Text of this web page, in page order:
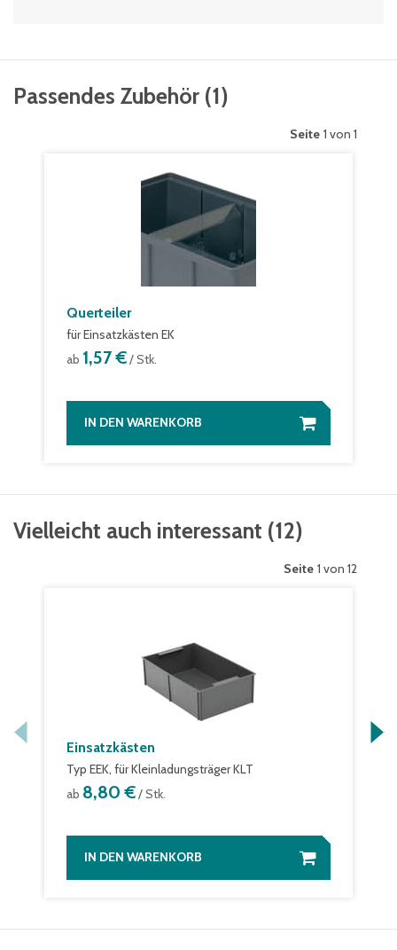
Passendes Zubehör (1)
Seite 1 von 1
Querteiler
für Einsatzkästen EK
ab 1,57 €/ Stk.
IN DEN WARENKORB
Vielleicht auch interessant (12)
Seite 1 von 12
Einsatzkästen
Typ EEK, für Kleinladungsträger KLT
ab 8,80 €/ Stk.
IN DEN WARENKORB